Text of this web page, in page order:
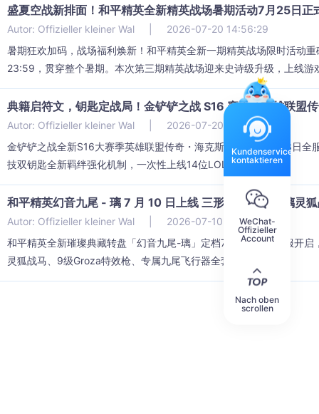
盛夏空战新排面！和平精英全新精英战场暑期活动7月25日正
Autor: Offizieller kleiner Wal
2026-07-20 14:56:29
暑期狂欢加码，战场福利焕新！和平精英全新一期精英战场限时活动
23:59，贯穿整个暑期。本次第三期精英战场迎来史诗级升级，上线游
典籍启符文，钥匙定战局！金铲铲之战 S16 赛季「英雄联盟
Autor: Offizieller kleiner Wal
2026-07-20 14:53:11
金铲铲之战全新S16大赛季英雄联盟传奇・海克斯典籍定档7月23日
技双钥匙全新羁绊强化机制，一次性上线14位LOL经典...
和平精英幻音九尾 - 璃 7 月 10 日上线 三形态红装 + 琉璃灵
Autor: Offizieller kleiner Wal
2026-07-10 11:06:19
和平精英全新璀璨典藏转盘「幻音九尾-璃」定档7月10日0点全服开
灵狐战马、9级Groza特效枪、专属九尾飞行器全套藏品，...
Kundenservice
kontaktieren
WeChat-
Offizieller
Account
Nach oben
scrollen